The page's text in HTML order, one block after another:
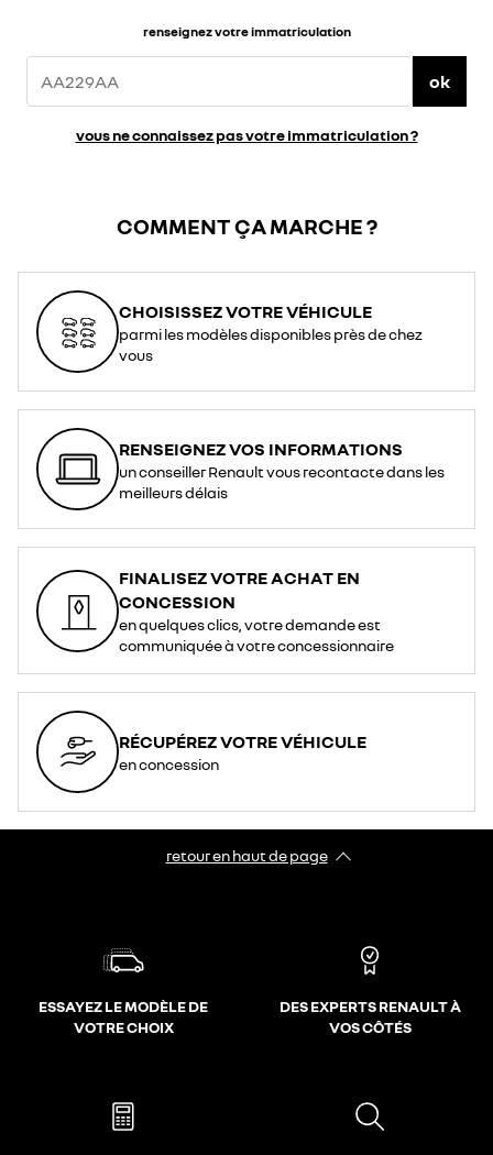
renseignez votre immatriculation
ok
vous ne connaissez pas votre immatriculation ?
COMMENT ÇA MARCHE ?
CHOISISSEZ VOTRE VÉHICULE
parmi les modèles disponibles près de chez
vous
RENSEIGNEZ VOS INFORMATIONS
un conseiller Renault vous recontacte dans les
meilleurs délais
FINALISEZ VOTRE ACHAT EN
CONCESSION
en quelques clics, votre demande est
communiquée à votre concessionnaire
RÉCUPÉREZ VOTRE VÉHICULE
en concession
retour en haut de page​
ESSAYEZ LE MODÈLE DE
VOTRE CHOIX
DES EXPERTS RENAULT À
VOS CÔTÉS